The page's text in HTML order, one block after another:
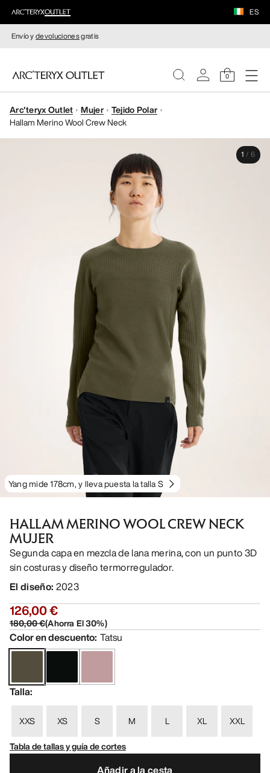
ES
Envío ydevolucionesgratis
0
MUJERE
Arc'teryx Outlet Mujer
Tejido Polar
Hallam Merino Wool Crew Neck
Yang mide 178cm, y lleva puesta la talla S
1 / 6
HALLAM MERINO WOOL CREW NECK
MUJER
Segunda capa en mezcla de lana merina, con un punto 3D
sin costuras y diseño termorregulador.
El diseño: 2023
126,00 €
180,00 €(Ahorra El30%)
Color en descuento: Tatsu
Talla:
XXS XS S M L XL
XXL
Tabla de tallas y guía de cortes
Añadir a la cesta